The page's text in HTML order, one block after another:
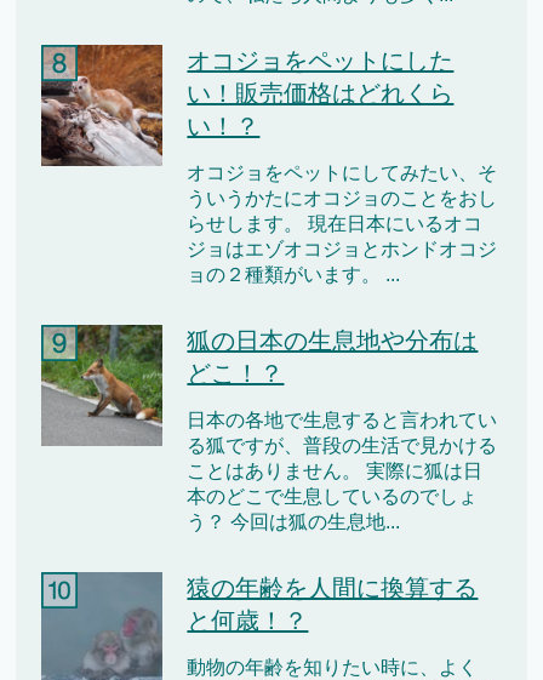
オコジョをペットにした
い！販売価格はどれくら
い！？
オコジョをペットにしてみたい、そ
ういうかたにオコジョのことをおし
らせします。 現在日本にいるオコ
ジョはエゾオコジョとホンドオコジ
ョの２種類がいます。 ...
狐の日本の生息地や分布は
どこ！？
日本の各地で生息すると言われてい
る狐ですが、普段の生活で見かける
ことはありません。 実際に狐は日
本のどこで生息しているのでしょ
う？ 今回は狐の生息地...
猿の年齢を人間に換算する
と何歳！？
動物の年齢を知りたい時に、よく